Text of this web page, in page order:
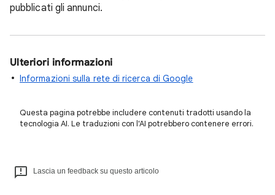
pubblicati gli annunci.
Ulteriori informazioni
Informazioni sulla rete di ricerca di Google
Questa pagina potrebbe includere contenuti tradotti usando la
tecnologia AI. Le traduzioni con l'AI potrebbero contenere errori.
Lascia un feedback su questo articolo